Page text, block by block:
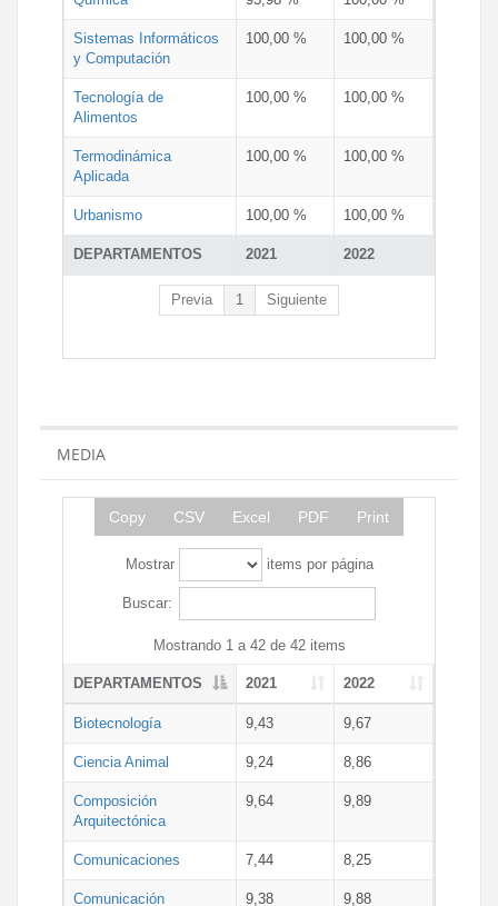
DEPARTAMENTOS 2021 2022
Sistemas Informáticos
y Computación
100,00 % 100,00 %
Tecnología de
Alimentos
100,00 % 100,00 %
Termodinámica
Aplicada
100,00 % 100,00 %
Urbanismo 100,00 % 100,00 %
Previa 1 Siguiente
MEDIA
Copy CSV Excel PDF Print
Mostrar items por página
Buscar:
Mostrando 1 a 42 de 42 items
DEPARTAMENTOS 2021 2022
Biotecnología 9,43 9,67
Ciencia Animal 9,24 8,86
Composición
Arquitectónica
9,64 9,89
Comunicaciones 7,44 8,25
Comunicación
9,38 9,88